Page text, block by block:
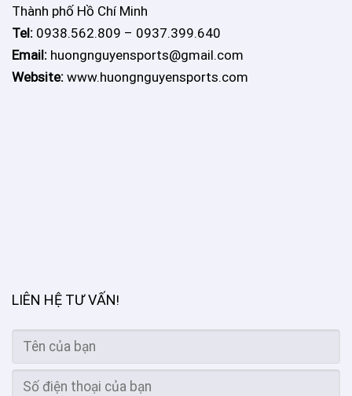
Thành phố Hồ Chí Minh
Tel: 0938.562.809 – 0937.399.640
Email: huongnguyensports@gmail.com
Website: www.huongnguyensports.com
LIÊN HỆ TƯ VẤN!